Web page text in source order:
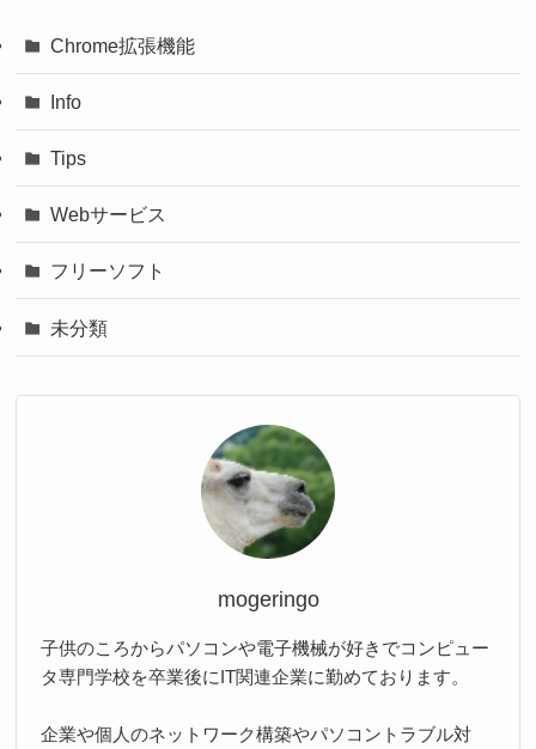
Chrome拡張機能
Info
Tips
Webサービス
フリーソフト
未分類
mogeringo
子供のころからパソコンや電子機械が好きでコンピュー
タ専門学校を卒業後にIT関連企業に勤めております。
企業や個人のネットワーク構築やパソコントラブル対